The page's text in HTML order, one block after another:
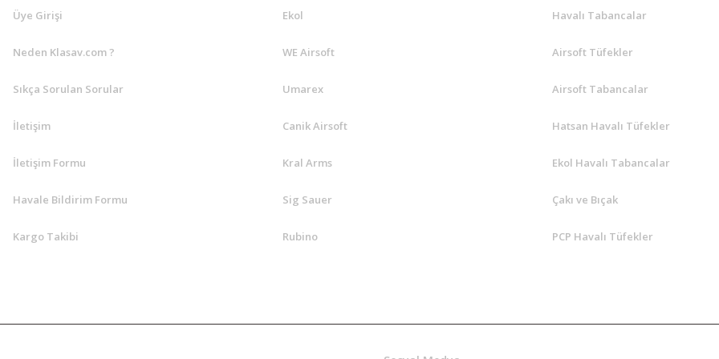
Üye Girişi
Neden Klasav.com ?
Sıkça Sorulan Sorular
İletişim
İletişim Formu
Havale Bildirim Formu
Kargo Takibi
Ekol
WE Airsoft
Umarex
Canik Airsoft
Kral Arms
Sig Sauer
Rubino
Havalı Tabancalar
Airsoft Tüfekler
Airsoft Tabancalar
Hatsan Havalı Tüfekler
Ekol Havalı Tabancalar
Çakı ve Bıçak
PCP Havalı Tüfekler